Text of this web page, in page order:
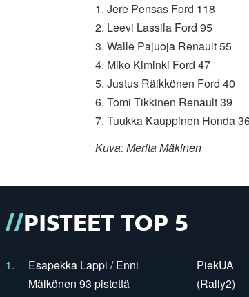
1. Jere Pensas Ford 118
2. Leevi Lassila Ford 95
3. Walle Pajuoja Renault 55
4. Miko Kiminki Ford 47
5. Justus Räikkönen Ford 40
6. Tomi Tikkinen Renault 39
7. Tuukka Kauppinen Honda
Kuva: Merita Mäkinen
PISTEET TOP 5
1.
Esapekka Lappi / Enni
Mälkönen 93 pistettä
PiekUA
(Rally2)